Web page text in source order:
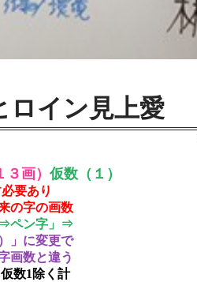
ロイン見上愛
３画）仮数（１）
要あり
の字の画数
⇒ペン字」⇒
」に変更で
画数と違う
数1除く計